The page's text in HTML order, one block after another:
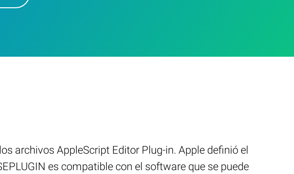
archivos AppleScript Editor Plug-in. Apple definió el
es compatible con el software que se puede